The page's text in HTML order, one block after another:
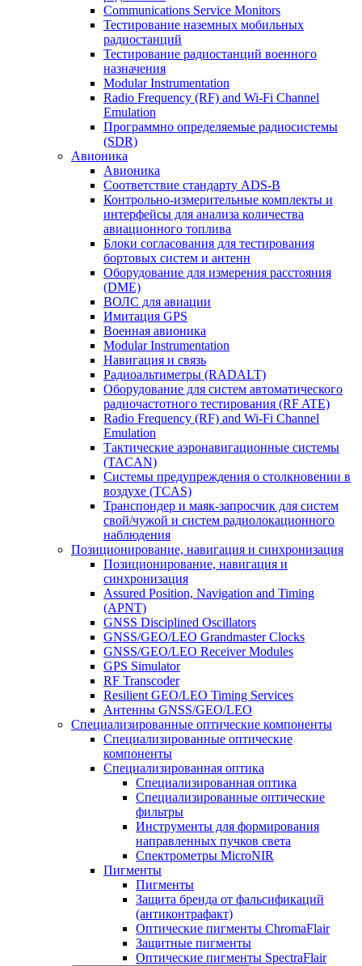
Communications Service Monitors
Тестирование наземных мобильных
радиостанций
Тестирование радиостанций военного
назначения
Modular Instrumentation
Radio Frequency (RF) and Wi-Fi Channel
Emulation
Программно определяемые радиосистемы
(SDR)
Авионика
Авионика
Соответствие стандарту ADS-B
Контрольно-измерительные комплекты и
интерфейсы для анализа количества
авиационного топлива
Блоки согласования для тестирования
бортовых систем и антенн
Оборудование для измерения расстояния
(DME)
ВОЛС для авиации
Имитация GPS
Военная авионика
Modular Instrumentation
Навигация и связь
Радиоальтиметры (RADALT)
Оборудование для систем автоматического
радиочастотного тестирования (RF ATE)
Radio Frequency (RF) and Wi-Fi Channel
Emulation
Тактические аэронавигационные системы
(TACAN)
Системы предупреждения о столкновении в
воздухе (TCAS)
Транспондер и маяк-запросчик для систем
свой/чужой и систем радиолокационного
наблюдения
Позиционирование, навигация и синхронизация
Позиционирование, навигация и
синхронизация
Assured Position, Navigation and Timing
(APNT)
GNSS Disciplined Oscillators
GNSS/GEO/LEO Grandmaster Clocks
GNSS/GEO/LEO Receiver Modules
GPS Simulator
RF Transcoder
Resilient GEO/LEO Timing Services
Антенны GNSS/GEO/LEO
Специализированные оптические компоненты
Специализированные оптические
компоненты
Специализированная оптика
Специализированная оптика
Специализированные оптические
фильтры
Инструменты для формирования
направленных пучков света
Спектрометры MicroNIR
Пигменты
Пигменты
Защита бренда от фальсификаций
(антиконтрафакт)
Оптические пигменты ChromaFlair
Защитные пигменты
Оптические пигменты SpectraFlair